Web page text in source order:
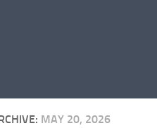
MAY 20, 2026